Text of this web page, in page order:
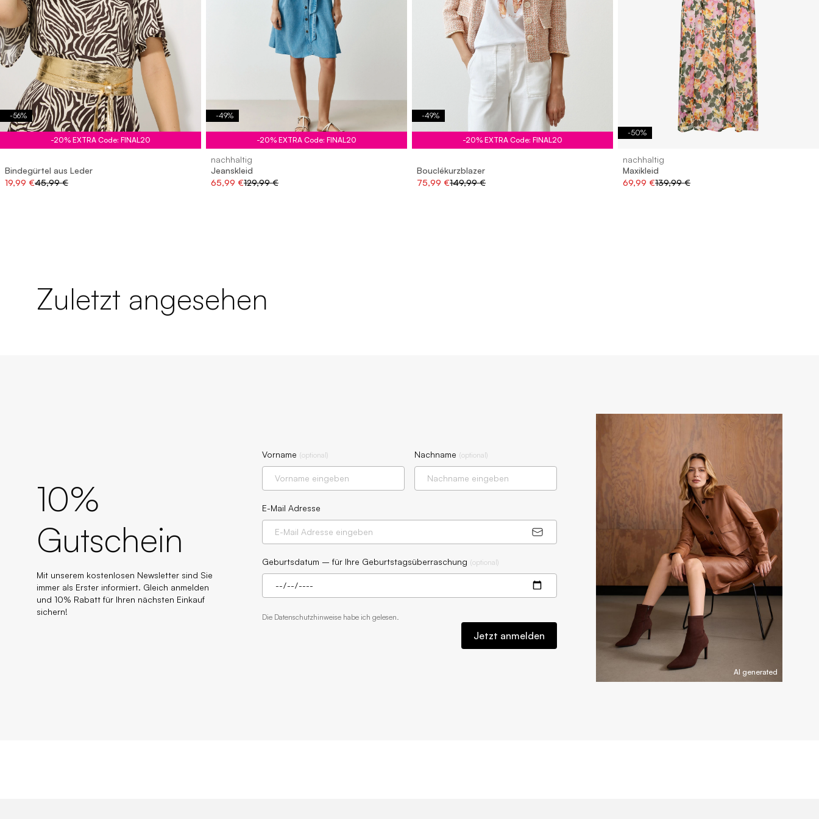
-56%
-20% EXTRA Code: FINAL20
Bindegürtel aus Leder
19,99 €45,99 €
-49%
-20% EXTRA Code: FINAL20
nachhaltig
Jeanskleid
65,99 €129,99 €
-49%
-20% EXTRA Code: FINAL20
Bouclékurzblazer
75,99 €149,99 €
-50%
nachhaltig
Maxikleid
69,99 €139,99 €
Zuletzt angesehen
10%
Gutschein
Mit unserem kostenlosen Newsletter sind Sie
immer als Erster informiert. Gleich anmelden
und 10% Rabatt für Ihren nächsten Einkauf
sichern!
Vorname (optional) Nachname (optional)
E-Mail Adresse
Geburtsdatum – für Ihre Geburtstagsüberraschung (optional)
Die Datenschutzhinweise habe ich gelesen.
Jetzt anmelden
AI generated